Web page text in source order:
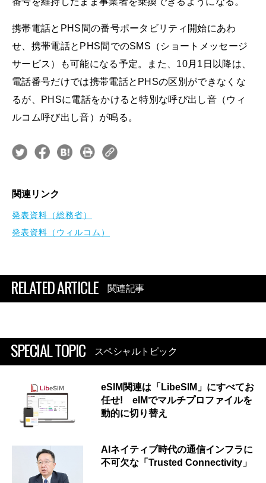
携帯電話とPHS間の番号ポータビリティ開始にあわ
せ、携帯電話とPHS間でのSMS（ショートメッセージ
サービス）も可能になる予定。また、10月1日以降は、
電話番号だけでは携帯電話とPHSの区別ができなくな
るが、PHSに電話をかけると特別な呼び出し音（ウィ
ルコム呼び出し音）が鳴る。
関連リンク
発表資料（総務省）
発表資料（ウィルコム）
RELATED ARTICLE 関連記事
SPECIAL TOPIC スペシャルトピック
eSIM関連は「LibeSIM」にすべてお
任せ! eIMでマルチプロファイルを
動的に切り替え
AIネイティブ時代の通信インフラに
不可欠な「Trusted Connectivity」